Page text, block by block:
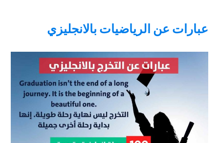
عبارات عن الرياضيات بالانجليزي